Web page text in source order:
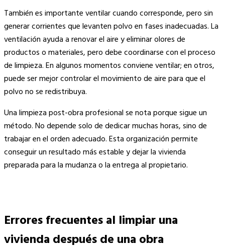
También es importante ventilar cuando corresponde, pero sin
generar corrientes que levanten polvo en fases inadecuadas. La
ventilación ayuda a renovar el aire y eliminar olores de
productos o materiales, pero debe coordinarse con el proceso
de limpieza. En algunos momentos conviene ventilar; en otros,
puede ser mejor controlar el movimiento de aire para que el
polvo no se redistribuya.
Una limpieza post-obra profesional se nota porque sigue un
método. No depende solo de dedicar muchas horas, sino de
trabajar en el orden adecuado. Esta organización permite
conseguir un resultado más estable y dejar la vivienda
preparada para la mudanza o la entrega al propietario.
Errores frecuentes al limpiar una
vivienda después de una obra